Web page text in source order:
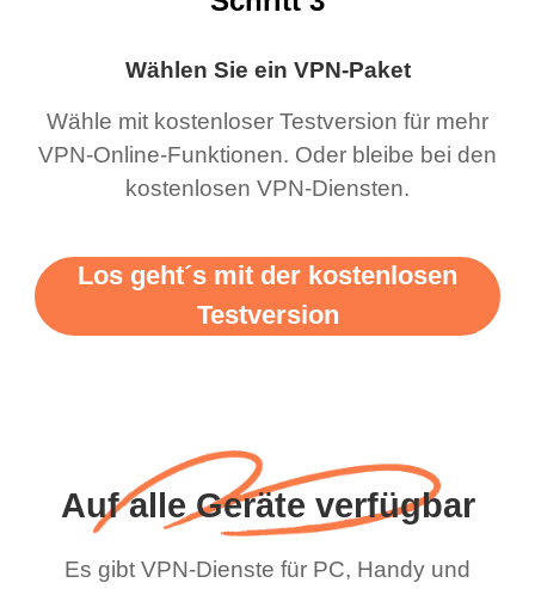
Wählen Sie ein VPN-Paket
Wähle mit kostenloser Testversion für mehr
VPN-Online-Funktionen. Oder bleibe bei den
kostenlosen VPN-Diensten.
Los geht´s mit der kostenlosen
Testversion
Auf alle Geräte verfügbar
Es gibt VPN-Dienste für PC, Handy und